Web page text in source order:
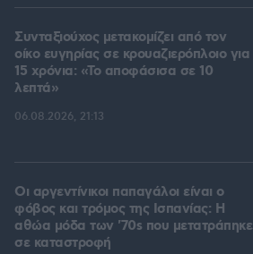
Συνταξιούχος μετακομίζει από τον
οίκο ευγηρίας σε κρουαζιερόπλοιο για
15 χρόνια: «Το αποφάσισα σε 10
λεπτά»
06.08.2026, 21:13
Οι αργεντίνικοι παπαγάλοι είναι ο
φόβος και τρόμος της Ισπανίας: Η
αθώα μόδα των '70s που μετατράπηκε
σε καταστροφή